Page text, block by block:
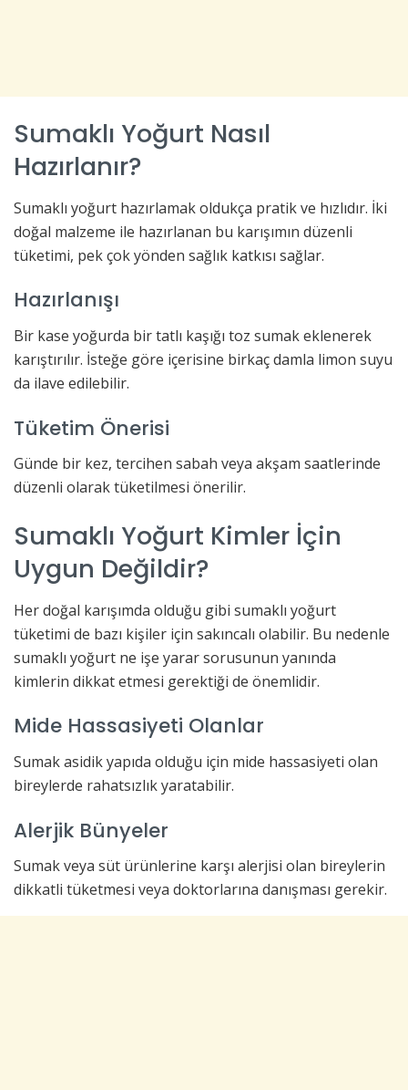
Sumaklı Yoğurt Nasıl
Hazırlanır?
Sumaklı yoğurt hazırlamak oldukça pratik ve hızlıdır. İki
doğal malzeme ile hazırlanan bu karışımın düzenli
tüketimi, pek çok yönden sağlık katkısı sağlar.
Hazırlanışı
Bir kase yoğurda bir tatlı kaşığı toz sumak eklenerek
karıştırılır. İsteğe göre içerisine birkaç damla limon suyu
da ilave edilebilir.
Tüketim Önerisi
Günde bir kez, tercihen sabah veya akşam saatlerinde
düzenli olarak tüketilmesi önerilir.
Sumaklı Yoğurt Kimler İçin
Uygun Değildir?
Her doğal karışımda olduğu gibi sumaklı yoğurt
tüketimi de bazı kişiler için sakıncalı olabilir. Bu nedenle
sumaklı yoğurt ne işe yarar sorusunun yanında
kimlerin dikkat etmesi gerektiği de önemlidir.
Mide Hassasiyeti Olanlar
Sumak asidik yapıda olduğu için mide hassasiyeti olan
bireylerde rahatsızlık yaratabilir.
Alerjik Bünyeler
Sumak veya süt ürünlerine karşı alerjisi olan bireylerin
dikkatli tüketmesi veya doktorlarına danışması gerekir.